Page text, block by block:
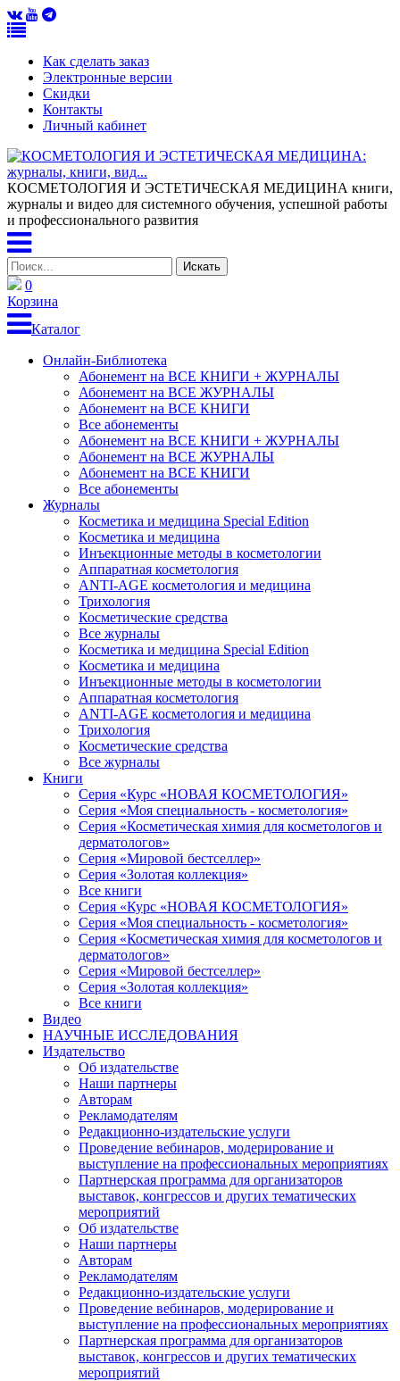
Как сделать заказ
Электронные версии
Скидки
Контакты
Личный кабинет
КОСМЕТОЛОГИЯ И ЭСТЕТИЧЕСКАЯ МЕДИЦИНА книги,
журналы и видео для системного обучения, успешной работы
и профессионального развития
0
Корзина
Каталог
Онлайн-Библиотека
Абонемент на ВСЕ КНИГИ + ЖУРНАЛЫ
Абонемент на ВСЕ ЖУРНАЛЫ
Абонемент на ВСЕ КНИГИ
Все абонементы
Абонемент на ВСЕ КНИГИ + ЖУРНАЛЫ
Абонемент на ВСЕ ЖУРНАЛЫ
Абонемент на ВСЕ КНИГИ
Все абонементы
Журналы
Косметика и медицина Special Edition
Косметика и медицина
Инъекционные методы в косметологии
Аппаратная косметология
ANTI-AGE косметология и медицина
Трихология
Косметические средства
Все журналы
Косметика и медицина Special Edition
Косметика и медицина
Инъекционные методы в косметологии
Аппаратная косметология
ANTI-AGE косметология и медицина
Трихология
Косметические средства
Все журналы
Книги
Серия «Курс «НОВАЯ КОСМЕТОЛОГИЯ»
Серия «Моя специальность - косметология»
Серия «Косметическая химия для косметологов и
дерматологов»
Серия «Мировой бестселлер»
Серия «Золотая коллекция»
Все книги
Серия «Курс «НОВАЯ КОСМЕТОЛОГИЯ»
Серия «Моя специальность - косметология»
Серия «Косметическая химия для косметологов и
дерматологов»
Серия «Мировой бестселлер»
Серия «Золотая коллекция»
Все книги
Видео
НАУЧНЫЕ ИССЛЕДОВАНИЯ
Издательство
Об издательстве
Наши партнеры
Авторам
Рекламодателям
Редакционно-издательские услуги
Проведение вебинаров, модерирование и
выступление на профессиональных мероприятиях
Партнерская программа для организаторов
выставок, конгрессов и других тематических
мероприятий
Об издательстве
Наши партнеры
Авторам
Рекламодателям
Редакционно-издательские услуги
Проведение вебинаров, модерирование и
выступление на профессиональных мероприятиях
Партнерская программа для организаторов
выставок, конгрессов и других тематических
мероприятий